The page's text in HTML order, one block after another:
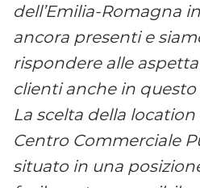
dell’Emilia-Romagna
ancora presenti e
rispondere alle
clienti anche in questo
La scelta della location
Centro Commerciale
situato in una